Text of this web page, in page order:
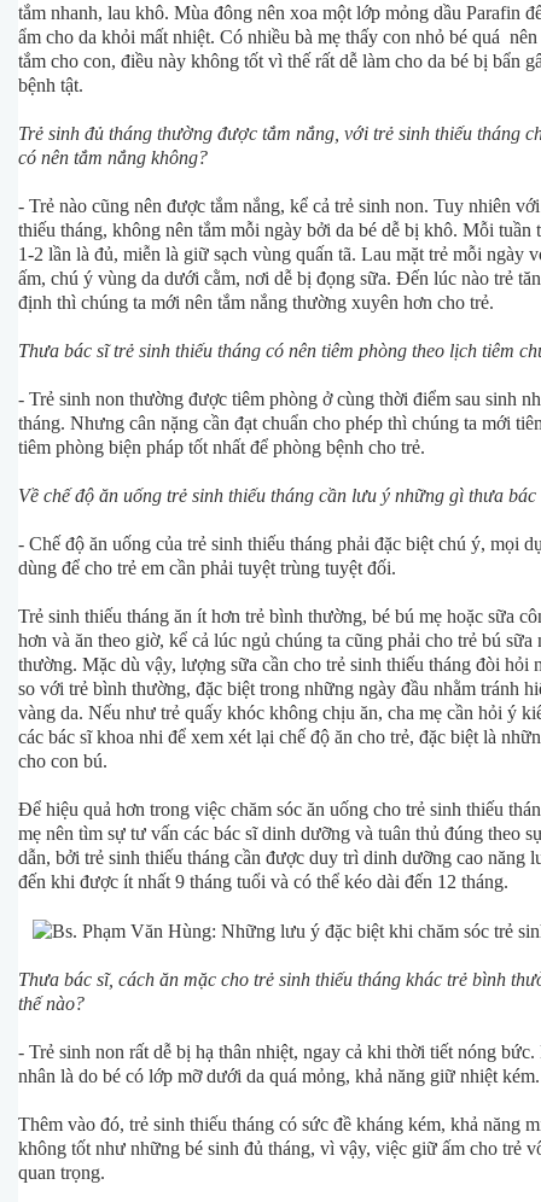
tắm nhanh, lau khô. Mùa đông nên xoa một lớp mỏng dầu Parafin
ẩm cho da khỏi mất nhiệt. Có nhiều bà mẹ thấy con nhỏ bé quá
tắm cho con, điều này không tốt vì thế rất dễ làm cho da bé bị bẩn
bệnh tật.
Trẻ sinh đủ tháng thường được tắm nắng, với trẻ sinh thiếu tháng
có nên tắm nắng không?
- Trẻ nào cũng nên được tắm nắng, kể cả trẻ sinh non. Tuy nhiên
thiếu tháng, không nên tắm mỗi ngày bởi da bé dễ bị khô. Mỗi tuần
1-2 lần là đủ, miễn là giữ sạch vùng quấn tã. Lau mặt trẻ mỗi ngày
ấm, chú ý vùng da dưới cằm, nơi dễ bị đọng sữa. Đến lúc nào trẻ
định thì chúng ta mới nên tắm nắng thường xuyên hơn cho trẻ.
Thưa bác sĩ trẻ sinh thiếu tháng có nên tiêm phòng theo lịch tiêm
- Trẻ sinh non thường được tiêm phòng ở cùng thời điểm sau sinh
tháng. Nhưng cân nặng cần đạt chuẩn cho phép thì chúng ta mới
tiêm phòng biện pháp tốt nhất để phòng bệnh cho trẻ.
Về chế độ ăn uống trẻ sinh thiếu tháng cần lưu ý những gì thưa bác
- Chế độ ăn uống của trẻ sinh thiếu tháng phải đặc biệt chú ý, mọi
dùng để cho trẻ em cần phải tuyệt trùng tuyệt đối.
Trẻ sinh thiếu tháng ăn ít hơn trẻ bình thường, bé bú mẹ hoặc sữa
hơn và ăn theo giờ, kể cả lúc ngủ chúng ta cũng phải cho trẻ bú sữa
thường. Mặc dù vậy, lượng sữa cần cho trẻ sinh thiếu tháng đòi hỏi
so với trẻ bình thường, đặc biệt trong những ngày đầu nhằm tránh
vàng da. Nếu như trẻ quấy khóc không chịu ăn, cha mẹ cần hỏi ý
các bác sĩ khoa nhi để xem xét lại chế độ ăn cho trẻ, đặc biệt là
cho con bú.
Để hiệu quả hơn trong việc chăm sóc ăn uống cho trẻ sinh thiếu
mẹ nên tìm sự tư vấn các bác sĩ dinh dưỡng và tuân thủ đúng theo
dẫn, bởi trẻ sinh thiếu tháng cần được duy trì dinh dưỡng cao năng
đến khi được ít nhất 9 tháng tuổi và có thể kéo dài đến 12 tháng.
Thưa bác sĩ, cách ăn mặc cho trẻ sinh thiếu tháng khác trẻ bình
thế nào?
- Trẻ sinh non rất dễ bị hạ thân nhiệt, ngay cả khi thời tiết nóng
nhân là do bé có lớp mỡ dưới da quá mỏng, khả năng giữ nhiệt kém.
Thêm vào đó, trẻ sinh thiếu tháng có sức đề kháng kém, khả năng
không tốt như những bé sinh đủ tháng, vì vậy, việc giữ ấm cho trẻ
quan trọng.